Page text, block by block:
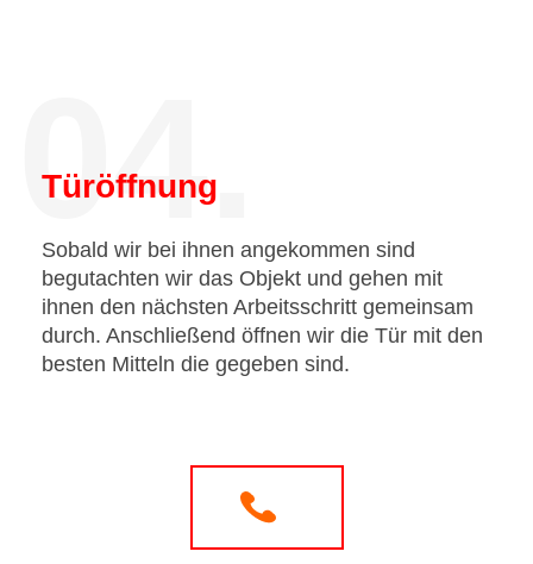
04.
Türöffnung
Sobald wir bei ihnen angekommen sind
begutachten wir das Objekt und gehen mit
ihnen den nächsten Arbeitsschritt gemeinsam
durch. Anschließend öffnen wir die Tür mit den
besten Mitteln die gegeben sind.